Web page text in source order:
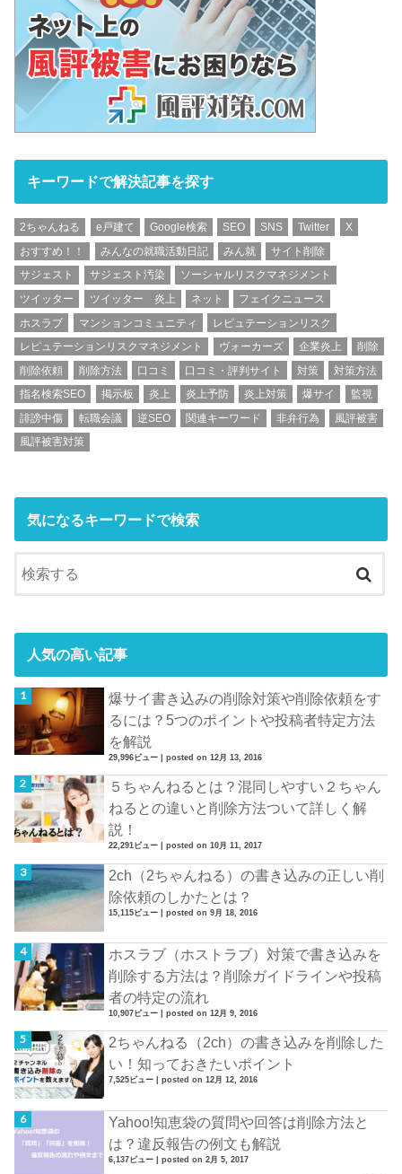
キーワードで解決記事を探す
2ちゃんねる e戸建て Google検索 SEO SNS Twitter
X
おすすめ！！
みんなの就職活動日記 みん就
サイト削除
サジェスト
サジェスト汚染
ソーシャルリスクマネジメント
ツイッター
ツイッター 炎上 ネット
フェイクニュース
ホスラブ
マンションコミュニティ
レピュテーションリスク
レピュテーションリスクマネジメント
ヴォーカーズ 企業炎上
削除
削除依頼
削除方法 口コミ 口コミ・評判サイト 対策
対策方法
指名検索SEO
掲示板 炎上 炎上予防 炎上対策 爆サイ
監視
誹謗中傷
転職会議 逆SEO 関連キーワード 非弁行為
風評被害
風評被害対策
気になるキーワードで検索
人気の高い記事
爆サイ書き込みの削除対策や削除依頼をす
るには？5つのポイントや投稿者特定方法
を解説
29,996ビュー |posted on 12月 13, 2016
５ちゃんねるとは？混同しやすい２ちゃん
ねるとの違いと削除方法ついて詳しく解
説！
22,291ビュー |posted on 10月 11, 2017
2ch（2ちゃんねる）の書き込みの正しい削
除依頼のしかたとは？
15,115ビュー |posted on 9月 18, 2016
ホスラブ（ホストラブ）対策で書き込みを
削除する方法は？削除ガイドラインや投稿
者の特定の流れ
10,907ビュー |posted on 12月 9, 2016
2ちゃんねる（2ch）の書き込みを削除した
い！知っておきたいポイント
7,525ビュー |posted on 12月 12, 2016
Yahoo!知恵袋の質問や回答は削除方法と
は？違反報告の例文も解説
6,137ビュー |posted on 2月 5, 2017